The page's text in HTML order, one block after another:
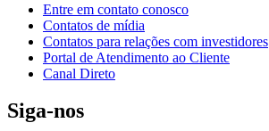
Entre em contato conosco
Contatos de mídia
Contatos para relações com investidores
Portal de Atendimento ao Cliente
Canal Direto
Siga-nos